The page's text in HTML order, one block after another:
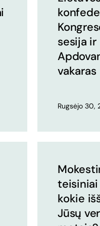
sesija ir
vakaras
Rugsėjo 30,
kokie
Jūsų